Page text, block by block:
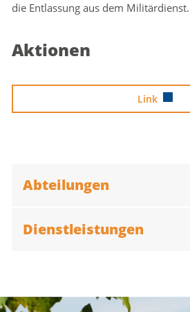
die Entlassung aus dem Militärdienst.
Aktionen
Link
Zugehörige Objekte
Abteilungen
Dienstleistungen